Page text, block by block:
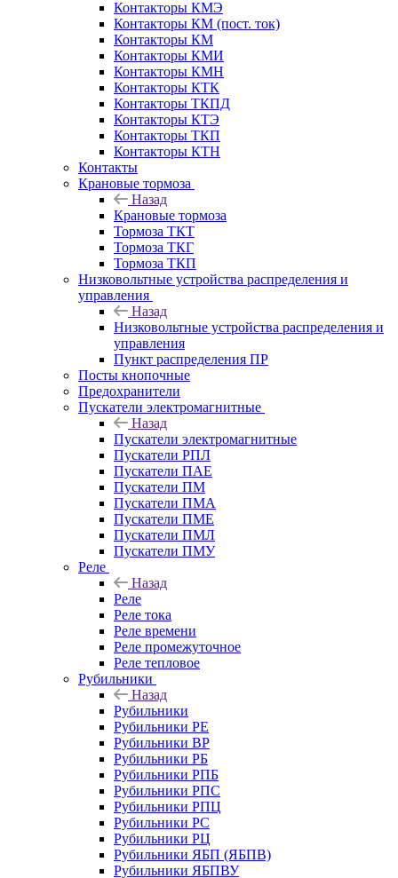
Контакторы КМЭ
Контакторы КМ (пост. ток)
Контакторы КМ
Контакторы КМИ
Контакторы КМН
Контакторы КТК
Контакторы ТКПД
Контакторы КТЭ
Контакторы ТКП
Контакторы КТН
Контакты
Крановые тормоза
Назад
Крановые тормоза
Тормоза ТКТ
Тормоза ТКГ
Тормоза ТКП
Низковольтные устройства распределения и
управления
Назад
Низковольтные устройства распределения и
управления
Пункт распределения ПР
Посты кнопочные
Предохранители
Пускатели электромагнитные
Назад
Пускатели электромагнитные
Пускатели РПЛ
Пускатели ПАЕ
Пускатели ПМ
Пускатели ПМА
Пускатели ПМЕ
Пускатели ПМЛ
Пускатели ПМУ
Реле
Назад
Реле
Реле тока
Реле времени
Реле промежуточное
Реле тепловое
Рубильники
Назад
Рубильники
Рубильники РЕ
Рубильники ВР
Рубильники РБ
Рубильники РПБ
Рубильники РПС
Рубильники РПЦ
Рубильники РС
Рубильники РЦ
Рубильники ЯБП (ЯБПВ)
Рубильники ЯБПВУ